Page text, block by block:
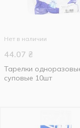
Нет в наличии
44.07 ₴
Тарелки
суповые 10шт